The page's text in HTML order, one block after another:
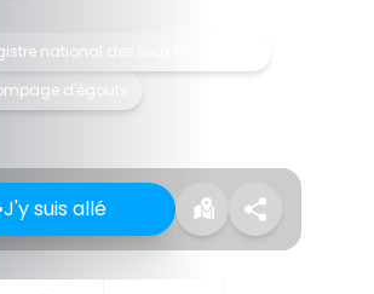
national des lieux historiques
d'égouts
J'y suis allé